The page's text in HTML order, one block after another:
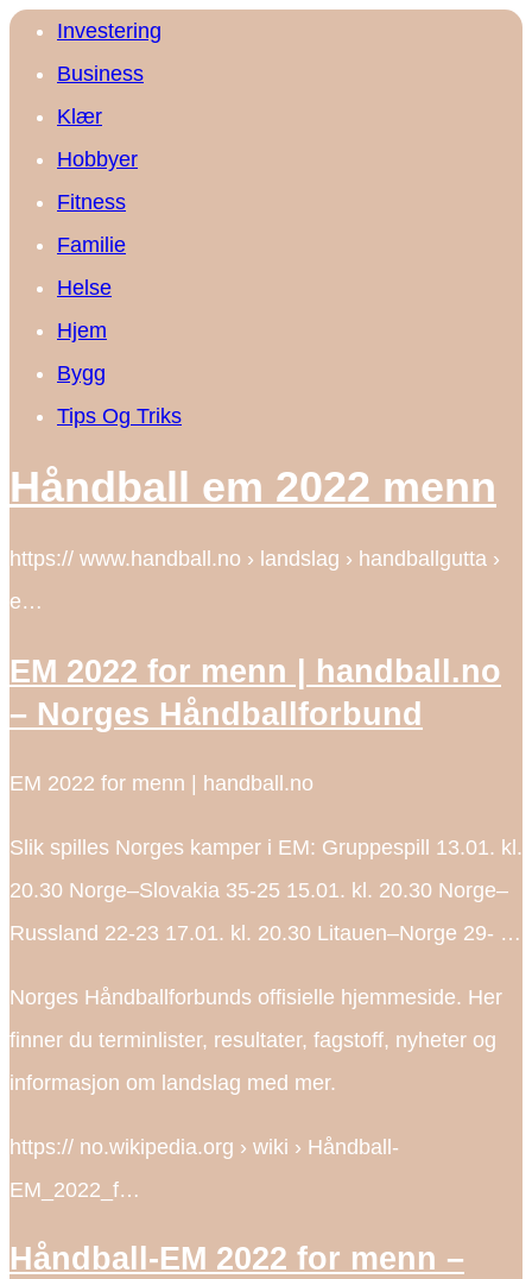
Investering
Business
Klær
Hobbyer
Fitness
Familie
Helse
Hjem
Bygg
Tips Og Triks
Håndball em 2022 menn
https:// www.handball.no › landslag › handballgutta ›
e…
EM 2022 for menn | handball.no
– Norges Håndballforbund
EM 2022 for menn | handball.no
Slik spilles Norges kamper i EM: Gruppespill 13.01. kl.
20.30 Norge–Slovakia 35-25 15.01. kl. 20.30 Norge–
Russland 22-23 17.01. kl. 20.30 Litauen–Norge 29- …
Norges Håndballforbunds offisielle hjemmeside. Her
finner du terminlister, resultater, fagstoff, nyheter og
informasjon om landslag med mer.
https:// no.wikipedia.org › wiki › Håndball-
EM_2022_f…
Håndball-EM 2022 for menn –